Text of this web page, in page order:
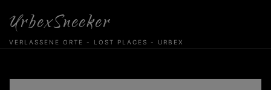
content
UrbexSneeker
VERLASSENE ORTE - LOST PLACES - URBEX